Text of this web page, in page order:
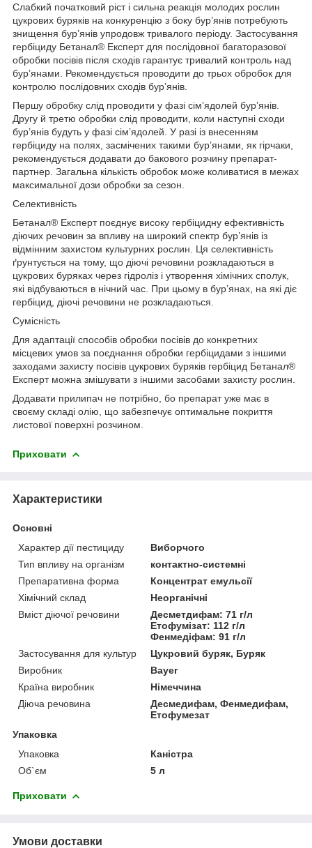
Слабкий початковий ріст і сильна реакція молодих рослин
цукрових буряків на конкуренцію з боку бур’янів потребують
знищення бур’янів упродовж тривалого періоду. Застосування
гербіциду Бетанал® Експерт для послідовної багаторазової
обробки посівів після сходів гарантує тривалий контроль над
бур’янами. Рекомендується проводити до трьох обробок для
контролю послідовних сходів бур’янів.
Першу обробку слід проводити у фазі сім’ядолей бур’янів.
Другу й третю обробки слід проводити, коли наступні сходи
бур’янів будуть у фазі сім’ядолей. У разі із внесенням
гербіциду на полях, засмічених такими бур’янами, як гірчаки,
рекомендується додавати до бакового розчину препарат-
партнер. Загальна кількість обробок може коливатися в межах
максимальної дози обробки за сезон.
Селективність
Бетанал® Експерт поєднує високу гербіцидну ефективність
діючих речовин за впливу на широкий спектр бур’янів із
відмінним захистом культурних рослин. Ця селективність
ґрунтується на тому, що діючі речовини розкладаються в
цукрових буряках через гідроліз і утворення хімічних сполук,
які відбуваються в нічний час. При цьому в бур’янах, на які діє
гербіцид, діючі речовини не розкладаються.
Сумісність
Для адаптації способів обробки посівів до конкретних
місцевих умов за поєднання обробки гербіцидами з іншими
заходами захисту посівів цукрових буряків гербіцид Бетанал®
Експерт можна змішувати з іншими засобами захисту рослин.
Додавати прилипач не потрібно, бо препарат уже має в
своєму складі олію, що забезпечує оптимальне покриття
листової поверхні розчином.
Приховати
Характеристики
Основні
Характер дії пестициду
Виборчого
Тип впливу на організм
контактно-системні
Препаративна форма
Концентрат емульсії
Хімічний склад
Неорганічні
Вміст діючої речовини
Десметдифам: 71 г/л
Етофумізат: 112 г/л
Фенмедіфам: 91 г/л
Застосування для культур
Цукровий буряк, Буряк
Виробник
Bayer
Країна виробник
Німеччина
Діюча речовина
Десмедифам, Фенмедифам,
Етофумезат
Упаковка
Упаковка
Каністра
Об`єм
5 л
Приховати
Умови доставки